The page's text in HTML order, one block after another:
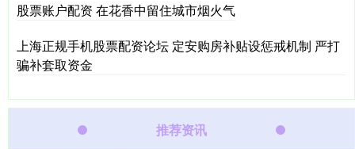
股票账户配资 在花香中留住城市烟火气
上海正规手机股票配资论坛 定安购房补贴设惩戒机制 严打
骗补套取资金
推荐资讯